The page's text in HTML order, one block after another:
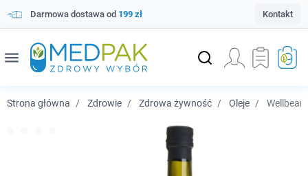
Darmowa dostawa od 199 zł Kontakt
menu
Strona główna Zdrowie Zdrowa żywność Oleje Wellbear